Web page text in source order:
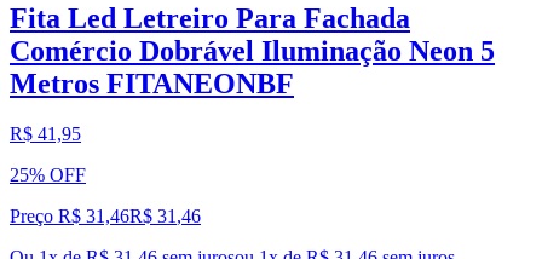
Fita Led Letreiro Para Fachada
Comércio Dobrável Iluminação Neon 5
Metros FITANEONBF
R$ 41,95
25% OFF
Preço R$ 31,46R$ 31,46